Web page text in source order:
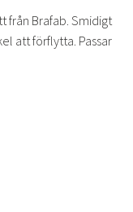
från Brafab. Smidigt
att förflytta. Passar